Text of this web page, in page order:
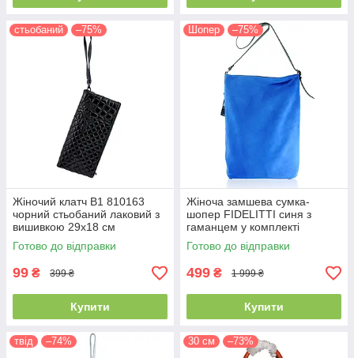
стьобаний –75%
Жіночий клатч B1 810163
чорний стьобаний лаковий з
вишивкою 29х18 см
Готово до відправки
99 ₴ 399 ₴
Купити
Шопер –75%
Жіноча замшева сумка-
шопер FIDELITTI синя з
гаманцем у комплекті
Готово до відправки
499 ₴ 1 999 ₴
Купити
твід –74% 30 см –73%